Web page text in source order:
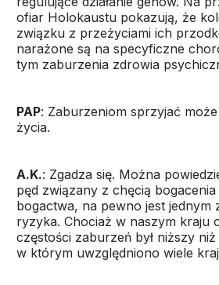
ofiar Holokaustu pokazują, że
związku z przeżyciami ich
narażone są na specyficzne
tym zaburzenia zdrowia
PAP: Zaburzeniom sprzyjać
życia.
A.K.: Zgadza się. Można
pęd związany z chęcią
bogactwa, na pewno jest jednym
ryzyka. Chociaż w naszym kraju
częstości zaburzeń był niższy
w którym uwzględniono wiele